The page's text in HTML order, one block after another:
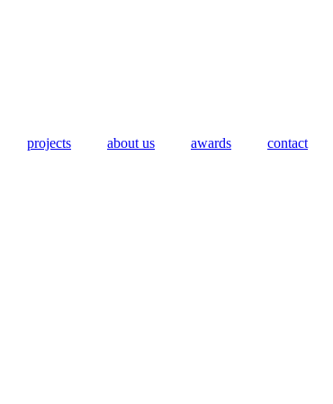
projects about us awards contact